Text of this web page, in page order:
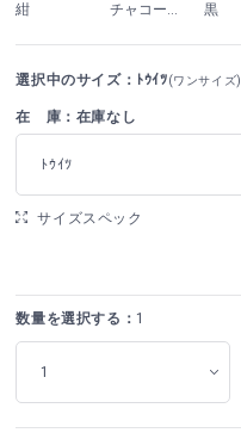
紺 チャコールグレー 黒
選択中のサイズ：ﾄｳｲﾂ(ワンサイズ)
在 庫：在庫なし
ﾄｳｲﾂ
サイズスペック
数量を選択する： 1